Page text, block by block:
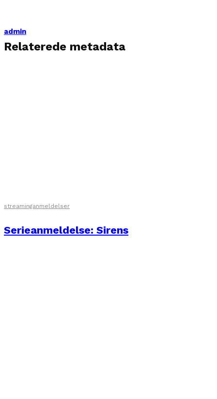
admin
Relaterede metadata
streaminganmeldelser
Serieanmeldelse: Sirens